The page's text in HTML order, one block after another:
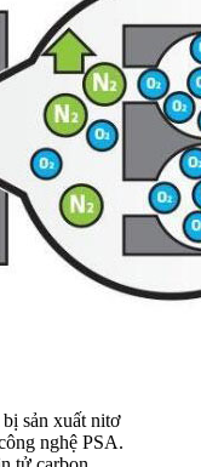
sản xuất nitơ
nghệ PSA.